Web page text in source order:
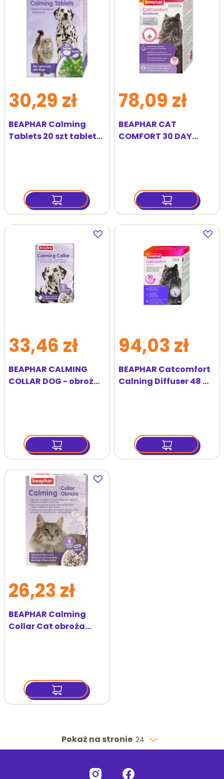
BEAPHAR Calming
Tablets 20 szt tabletki
30,29 zł
BEAPHAR CAT
COMFORT 30 DAY
78,09 zł
Dodaj
do
BEAPHAR CALMING
COLLAR DOG - obroża
33,46 zł
Dodaj
do
BEAPHAR Catcomfort
Calning Diffuser 48 ml
94,03 zł
Dodaj
do
BEAPHAR Calming
Collar Cat obroża
26,23 zł
Pokaż na stronie 24